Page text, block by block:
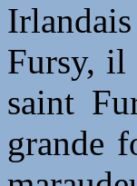
Fursy, il
saint
grande